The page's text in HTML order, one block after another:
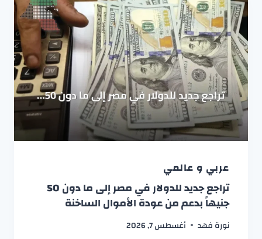
عربي و عالمي
تراجع جديد للدولار في مصر إلى ما دون 50
جنيهاً بدعم من عودة الأموال الساخنة
نورة فهد أغسطس 7, 2026